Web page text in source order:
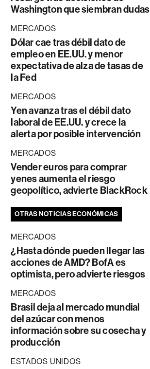
Washington que siembran dudas
MERCADOS
Dólar cae tras débil dato de
empleo en EE.UU. y menor
expectativa de alza de tasas de
la Fed
MERCADOS
Yen avanza tras el débil dato
laboral de EE.UU. y crece la
alerta por posible intervención
MERCADOS
Vender euros para comprar
yenes aumenta el riesgo
geopolítico, advierte BlackRock
OTRAS NOTICIAS ECONÓMICAS
MERCADOS
¿Hasta dónde pueden llegar las
acciones de AMD? BofA es
optimista, pero advierte riesgos
MERCADOS
Brasil deja al mercado mundial
del azúcar con menos
información sobre su cosecha y
producción
ESTADOS UNIDOS